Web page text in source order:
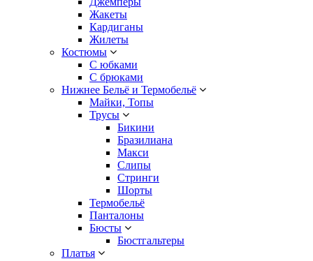
Жакеты
Кардиганы
Жилеты
Костюмы
С юбками
С брюками
Нижнее Бельё и Термобельё
Майки, Топы
Трусы
Бикини
Бразилиана
Макси
Слипы
Стринги
Шорты
Термобельё
Панталоны
Бюсты
Бюстгальтеры
Платья